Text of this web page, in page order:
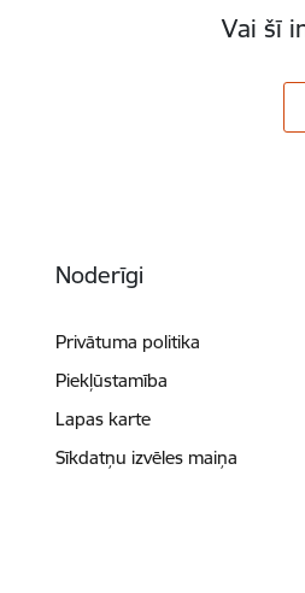
Vai šī
Noderīgi
Privātuma politika
Piekļūstamība
Lapas karte
Sīkdatņu izvēles maiņa